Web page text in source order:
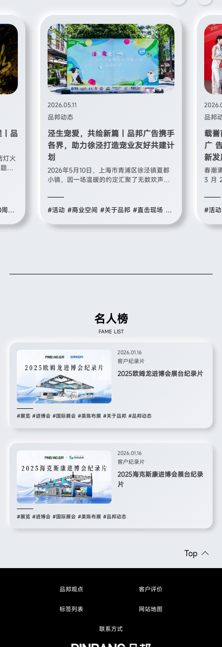
品
灯火
庆
局年
2026.05.11
品邦动态
泾生宠爱，共绘新篇｜品邦广告携手
各界，助力徐泾打造宠业友好共建计
划
2026年5月10日，上海市青浦区徐泾镇夏都
小镇，因一场温暖的约定汇聚了无数欢声笑
划启动仪式在此温情启幕，来自政府部门、
宠物行业、商业品牌的代表，与80余组养宠
告作为本次活动的主办单位之一，以专业的
#活动 #商业空间 #关于品邦 #直击现场 #
品邦
载
广
新
春潮
3 月
五五
本次
展城
#活动
名人榜
FAME LIST
2026.01.16
客户纪录片
2025欧姆龙进博会展台纪录片
#展览 #进博会 #国际展会 #美陈布展 #关于品邦 #品邦动态
2026.01.16
客户纪录片
2025海克斯康进博会展台纪录
片
#展览 #进博会 #国际展会 #美陈布展 #品邦动态
Top
品邦观点 客户评价
标签列表 网站地图
联系方式